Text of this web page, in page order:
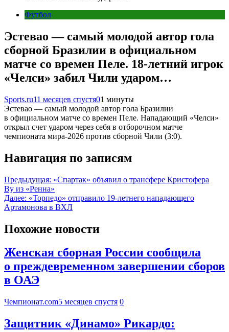
Футбол
Эстевао — самый молодой автор гола
сборной Бразилии в официальном
матче со времен Пеле. 18-летний игрок
«Челси» забил Чили ударом…
Sports.ru11 месяцев спустя01 минуты
Эстевао — самый молодой автор гола Бразилии
в официальном матче со времен Пеле. Нападающий «Челси»
открыл счет ударом через себя в отборочном матче
чемпионата мира-2026 против сборной Чили (3:0).
Навигация по записям
Предыдущая: «Спартак» объявил о трансфере Кристофера
Ву из «Ренна»
Далее: «Торпедо» отправило 19-летнего нападающего
Артамонова в ВХЛ
Похожие новости
Женская сборная России сообщила
о преждевременном завершении сборов
в ОАЭ
Чемпионат.com5 месяцев спустя 0
Защитник «Динамо» Рикардо: